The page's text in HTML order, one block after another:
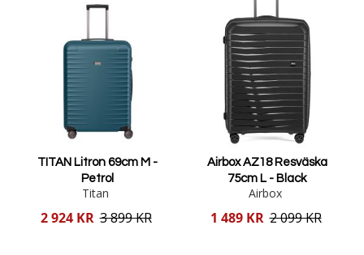
TITAN Litron 69cm M -
Petrol
Titan
Reducerat
2 924 KR 3 899 KR
Airbox AZ18 Resväska
75cm L - Black
Airbox
Reducerat
1 489 KR 2 099 KR